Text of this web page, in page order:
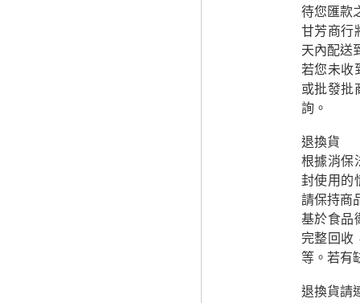
待您匯款
甘芳商行
天內配送
若您未收
或批發批
詢。
退換貨
根據消保
封使用的
請保持商
基於食品
完整回收
等。若有
退換貨請